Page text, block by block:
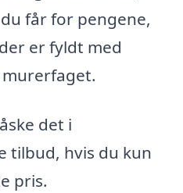
får for pengene,
er fyldt med
det i
tilbud, hvis du kun
pris.